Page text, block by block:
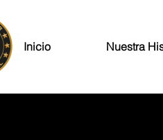
Inicio Nuestra